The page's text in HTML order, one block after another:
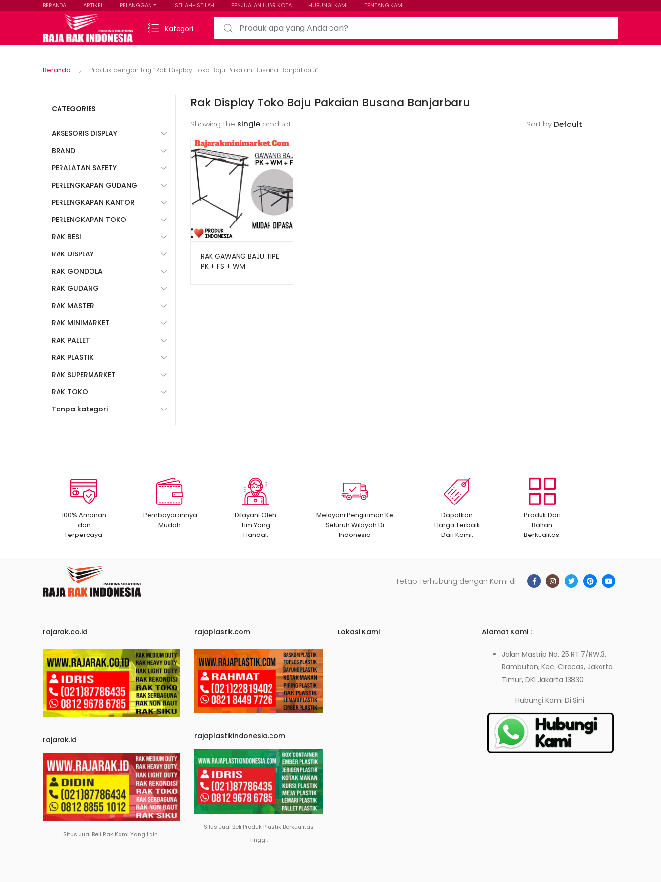
BERANDA ARTIKEL PELANGGAN ISTILAH-ISTILAH PENJUALAN LUAR KOTA HUBUNGI KAMI TENTANG KAMI
Kategori
Search for:
Beranda Produk dengan tag “Rak Display Toko Baju Pakaian Busana Banjarbaru”
Rak Display Toko Baju Pakaian Busana Banjarbaru
Showing the single product Sort by
RAK GAWANG BAJU TIPE
PK + FS + WM
CATEGORIES
AKSESORIS DISPLAY
BRAND
PERALATAN SAFETY
PERLENGKAPAN GUDANG
PERLENGKAPAN KANTOR
PERLENGKAPAN TOKO
RAK BESI
RAK DISPLAY
RAK GONDOLA
RAK GUDANG
RAK MASTER
RAK MINIMARKET
RAK PALLET
RAK PLASTIK
RAK SUPERMARKET
RAK TOKO
Tanpa kategori
100% Amanah
dan
Terpercaya.
Pembayarannya
Mudah.
Dilayani Oleh
Tim Yang
Handal.
Melayani Pengiriman Ke
Seluruh Wilayah Di
Indonesia
Dapatkan
Harga Terbaik
Dari Kami.
Produk Dari
Bahan
Berkualitas.
Tetap Terhubung dengan Kami di
rajarak.co.id
rajarak.id
Situs Jual Beli Rak Kami Yang Lain.
rajaplastik.com
rajaplastikindonesia.com
Situs Jual Beli Produk Plastik Berkualitas
Tinggi.
Lokasi Kami Alamat Kami :
Jalan Mastrip No. 25 RT.7/RW.3,
Rambutan, Kec. Ciracas, Jakarta
Timur, DKI Jakarta 13830
Hubungi KamiDi Sini